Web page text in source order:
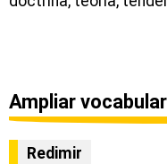
Ampliar
Redimir